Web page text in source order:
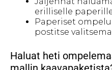
erilliselle
Paperiset
postitse
Haluat heti